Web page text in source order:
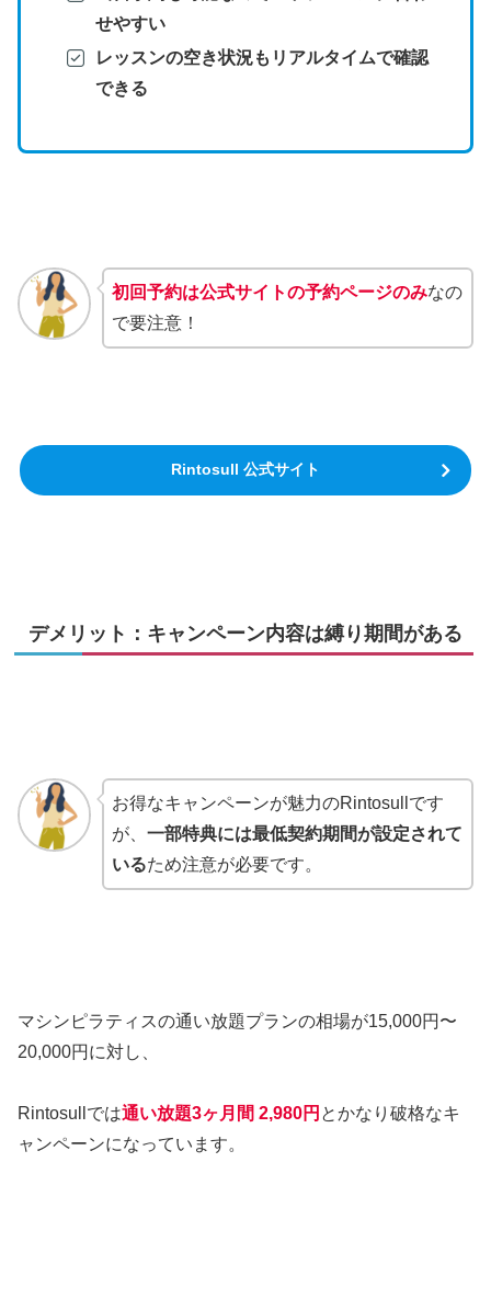
せやすい
レッスンの空き状況もリアルタイムで確認
できる
初回予約は公式サイトの予約ページのみなの
で要注意！
Rintosull 公式サイト
デメリット：キャンペーン内容は縛り期間がある
お得なキャンペーンが魅力のRintosullです
が、 一部特典には最低契約期間が設定されて
いるため注意が必要です。
マシンピラティスの通い放題プランの相場が15,000円〜
20,000円に対し、
Rintosullでは通い放題3ヶ月間 2,980円 とかなり破格なキ
ャンペーンになっています。